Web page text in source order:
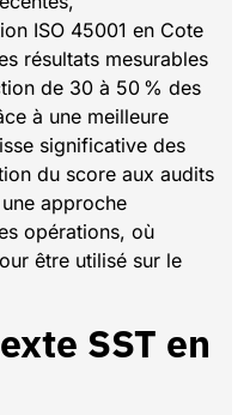
ISO 45001 en Cote
résultats mesurables
de 30 à 50 % des
à une meilleure
significative des
du score aux audits
approche
opérations, où
être utilisé sur le
SST en